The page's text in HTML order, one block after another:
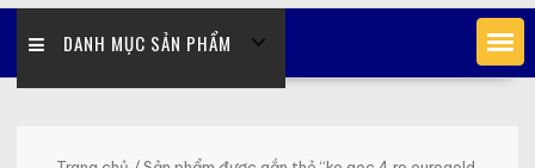
DANH MỤC SẢN PHẨM